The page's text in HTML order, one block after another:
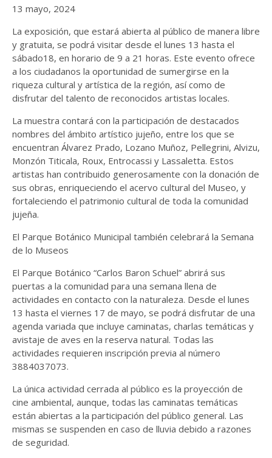
13 mayo, 2024
La exposición, que estará abierta al público de manera libre
y gratuita, se podrá visitar desde el lunes 13 hasta el
sábado18, en horario de 9 a 21 horas. Este evento ofrece
a los ciudadanos la oportunidad de sumergirse en la
riqueza cultural y artística de la región, así como de
disfrutar del talento de reconocidos artistas locales.
La muestra contará con la participación de destacados
nombres del ámbito artístico jujeño, entre los que se
encuentran Álvarez Prado, Lozano Muñoz, Pellegrini, Alvizu,
Monzón Titicala, Roux, Entrocassi y Lassaletta. Estos
artistas han contribuido generosamente con la donación de
sus obras, enriqueciendo el acervo cultural del Museo, y
fortaleciendo el patrimonio cultural de toda la comunidad
jujeña.
El Parque Botánico Municipal también celebrará la Semana
de lo Museos
El Parque Botánico “Carlos Baron Schuel” abrirá sus
puertas a la comunidad para una semana llena de
actividades en contacto con la naturaleza. Desde el lunes
13 hasta el viernes 17 de mayo, se podrá disfrutar de una
agenda variada que incluye caminatas, charlas temáticas y
avistaje de aves en la reserva natural. Todas las
actividades requieren inscripción previa al número
3884037073.
La única actividad cerrada al público es la proyección de
cine ambiental, aunque, todas las caminatas temáticas
están abiertas a la participación del público general. Las
mismas se suspenden en caso de lluvia debido a razones
de seguridad.